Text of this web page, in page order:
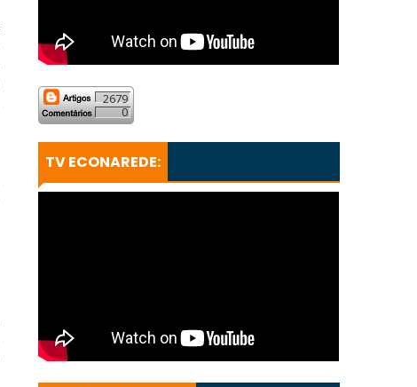
2679
0
TV ECONAREDE: